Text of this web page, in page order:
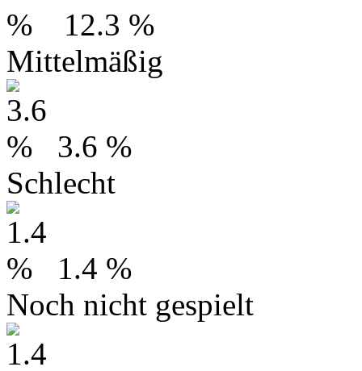
12.3 %
Mittelmäßig
3.6 %
Schlecht
1.4 %
Noch nicht gespielt